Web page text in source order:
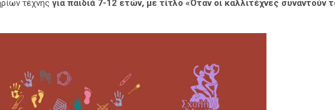
τέχνης για παιδιά 7-12 ετών, με τίτλο «Όταν οι καλλιτέχνες συναντούν